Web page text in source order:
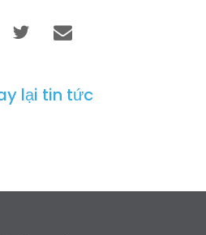
the Courts
lại tin tức